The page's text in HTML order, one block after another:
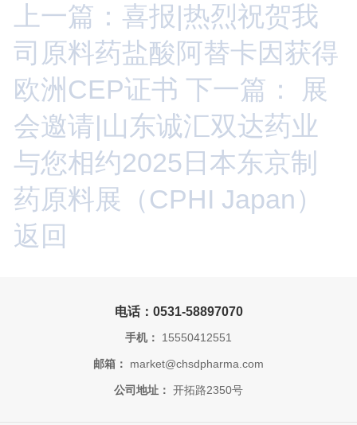
上一篇：喜报|热烈祝贺我
司原料药盐酸阿替卡因获得
欧洲CEP证书 下一篇： 展
会邀请|山东诚汇双达药业
与您相约2025日本东京制
药原料展（CPHI Japan）
返回
电话：0531-58897070
手机： 15550412551
邮箱： market@chsdpharma.com
公司地址： 开拓路2350号